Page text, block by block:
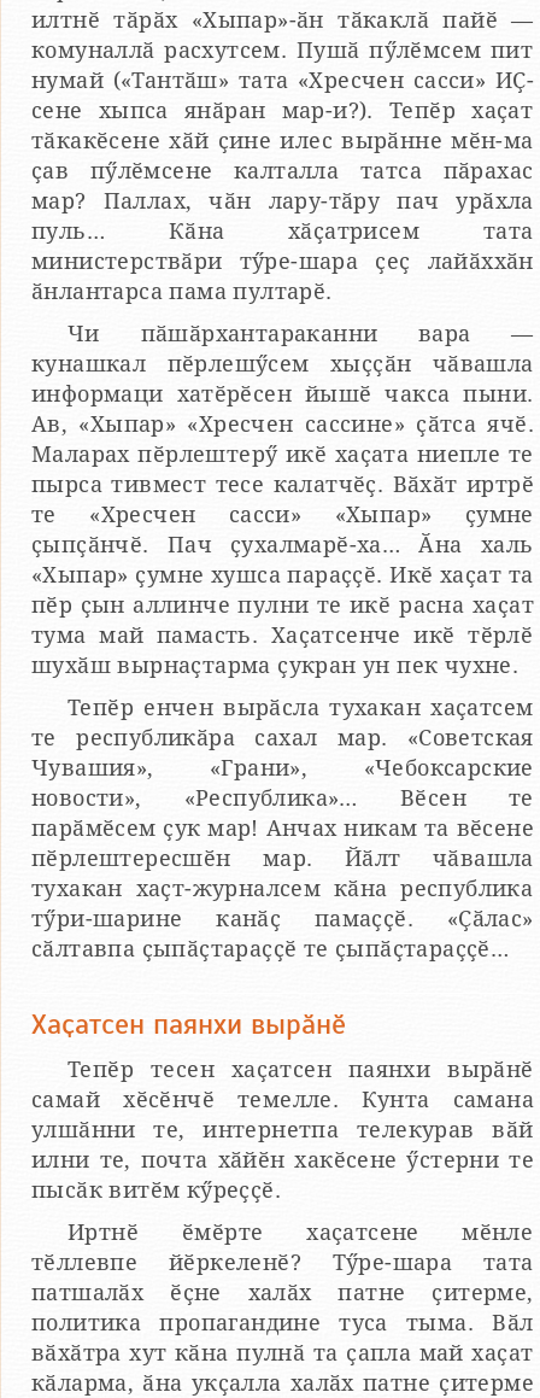
илтнӗ тӑрӑх «Хыпар»-ӑн тӑкаклӑ пайӗ —
комуналлӑ расхутсем. Пушӑ пӳлӗмсем пит
нумай («Тантӑш» тата «Хресчен сасси» ИҪ-
сене хыпса янӑран мар-и?). Тепӗр хаҫат
тӑкакӗсене хӑй ҫине илес вырӑнне мӗн-ма
ҫав пӳлӗмсене калталла татса пӑрахас
мар? Паллах, чӑн лару-тӑру пач урӑхла
пуль… Кӑна хӑҫатрисем тата
министерствӑри тӳре-шара ҫеҫ лайӑххӑн
ӑнлантарса пама пултарӗ.
Чи пӑшӑрхантараканни вара —
кунашкал пӗрлешӳсем хыҫҫӑн чӑвашла
информаци хатӗрӗсен йышӗ чакса пыни.
Ав, «Хыпар» «Хресчен сассине» ҫӑтса ячӗ.
Маларах пӗрлештерӳ икӗ хаҫата ниепле те
пырса тивмест тесе калатчӗҫ. Вӑхӑт иртрӗ
те «Хресчен сасси» «Хыпар» ҫумне
ҫыпҫӑнчӗ. Пач ҫухалмарӗ-ха… Ӑна халь
«Хыпар» ҫумне хушса параҫҫӗ. Икӗ хаҫат та
пӗр ҫын аллинче пулни те икӗ расна хаҫат
тума май памасть. Хаҫатсенче икӗ тӗрлӗ
шухӑш вырнаҫтарма ҫукран ун пек чухне.
Тепӗр енчен вырӑсла тухакан хаҫатсем
те республикӑра сахал мар. «Советская
Чувашия», «Грани», «Чебоксарские
новости», «Республика»… Вӗсен те
парӑмӗсем ҫук мар! Анчах никам та вӗсене
пӗрлештересшӗн мар. Йӑлт чӑвашла
тухакан хаҫт-журналсем кӑна республика
тӳри-шарине канӑҫ памаҫҫӗ. «Ҫӑлас»
сӑлтавпа ҫыпӑҫтараҫҫӗ те ҫыпӑҫтараҫҫӗ…
Хаҫатсен паянхи вырӑнӗ
Тепӗр тесен хаҫатсен паянхи вырӑнӗ
самай хӗсӗнчӗ темелле. Кунта самана
улшӑнни те, интернетпа телекурав вӑй
илни те, почта хӑйӗн хакӗсене ӳстерни те
пысӑк витӗм кӳреҫҫӗ.
Иртнӗ ӗмӗрте хаҫатсене мӗнле
тӗллевпе йӗркеленӗ? Тӳре-шара тата
патшалӑх ӗҫне халӑх патне ҫитерме,
политика пропагандине туса тыма. Вӑл
вӑхӑтра хут кӑна пулнӑ та ҫапла май хаҫат
кӑларма, ӑна укҫалла халӑх патне ҫитерме